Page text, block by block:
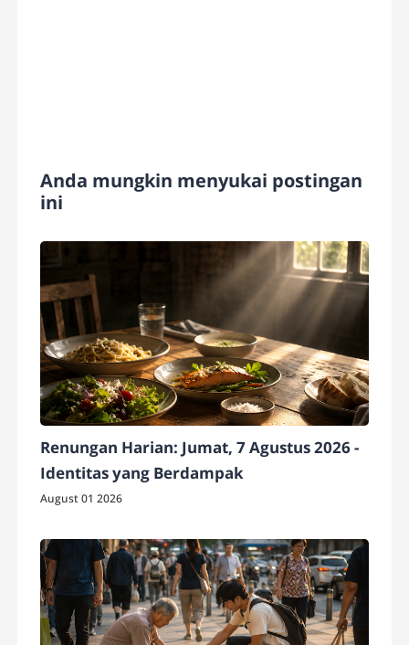
Anda mungkin menyukai postingan
ini
Renungan Harian: Jumat, 7 Agustus 2026 -
Identitas yang Berdampak
August 01 2026